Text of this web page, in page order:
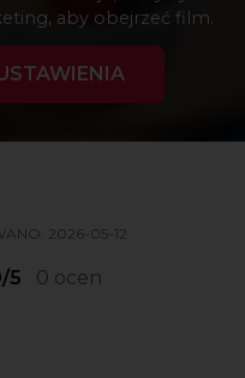
aby obejrzeć film.
2026-05-12
5 0 ocen